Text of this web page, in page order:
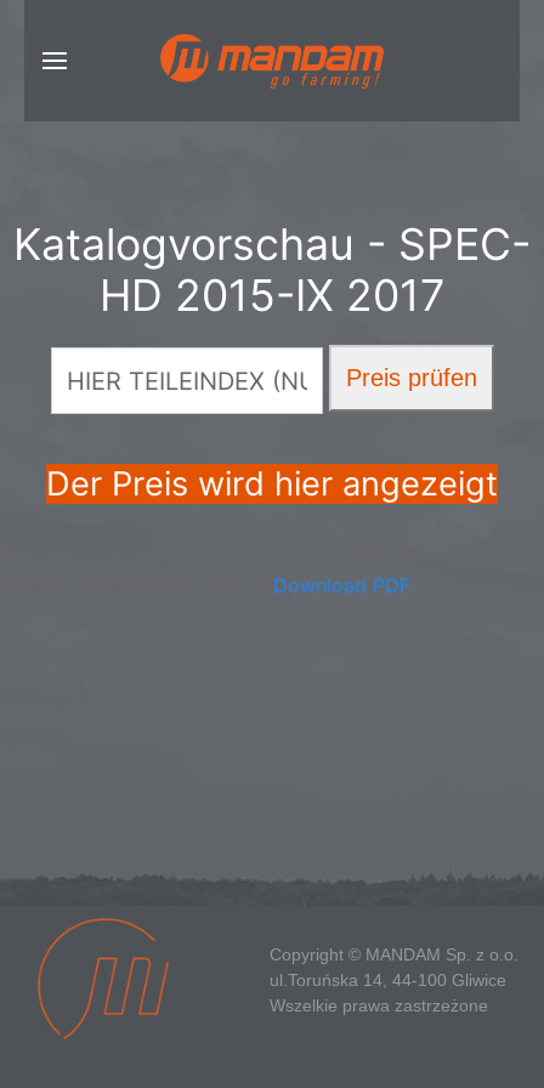
Katalogvorschau - SPEC-
HD 2015-IX 2017
Der Preis wird hier angezeigt
Download PDF
Copyright © MANDAM Sp. z o.o.
ul.Toruńska 14, 44-100 Gliwice
Wszelkie prawa zastrzeżone